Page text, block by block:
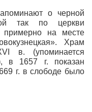
о черной
так по церкви
примерно на месте
Храм
в. (упоминается
в 1657 г. показан
г. в слободе было